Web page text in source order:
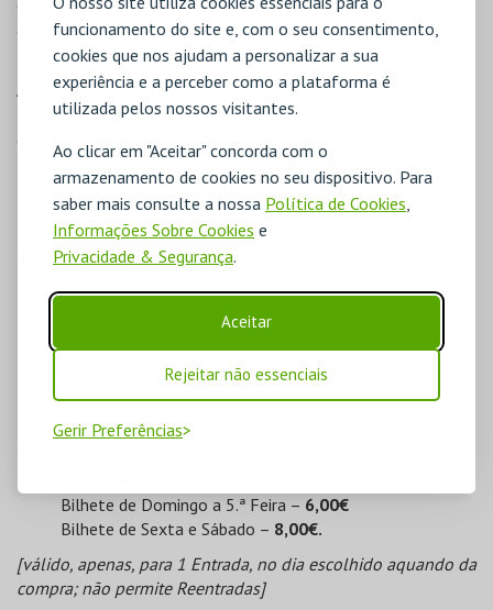
funcionamento do site e, com o seu consentimento,
cookies que nos ajudam a personalizar a sua
experiência e a perceber como a plataforma é
utilizada pelos nossos visitantes.
Ao clicar em "Aceitar" concorda com o
armazenamento de cookies no seu dispositivo. Para
saber mais consulte a nossa Política de Cookies
Informações Sobre Cookies e
Privacidade & Segurança.
Aceitar
Rejeitar não essenciais
Gerir Preferências
este a representar um novo domínio e uma nova soberania: a
autonomia do Condado perante o reino leonês.
ABERTURA DE PORTAS
Controlo de Acessosao recinto do evento realiza-se entre
os dias
29 de julho e9 de agosto de 2026
Dias de Semanadas 13h00 às00h30
Fins de Semana das12h00 às 00h30
INFORMAÇÕES ADICIONAIS
Como Chegar
Conselhos e Condições de Visita
Termos e Condições de Acesso e Permanência no
Bilhete de Domingo a 5.ª Feira – 6,00€
Bilhete de Sexta e Sábado – 8,00€.
[válido, apenas, para 1 Entrada, no dia escolhido aquando da
compra; não permite Reentradas]